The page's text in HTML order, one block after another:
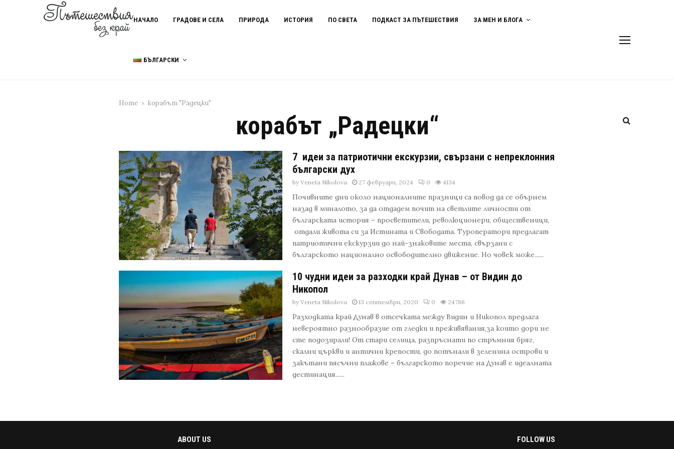
НАЧАЛО ГРАДОВЕ И СЕЛА ПРИРОДА ИСТОРИЯ ПО СВЕТА ПОДКАСТ ЗА ПЪТЕШЕСТВИЯ ЗА МЕН И БЛОГА
БЪЛГАРСКИ
Home корабът "Радецки"
корабът „Радецки“
7 идеи за патриотични екскурзии, свързани с непреклонния
български дух
byVeneta Nikolova 27 февруари, 2024 0 4134
Почивните дни около националните празници са повод да се обърнем
назад в миналото, за да отдадем почит на светлите личности от
българската история – просветители, революционери, общественици,
отдали живота си за Истината и Свободата. Туроператори предлагат
патриотични екскурзии до най-знаковите места, свързани с
българското национално освободително движение. Но човек може......
10 чудни идеи за разходки край Дунав – от Видин до
Никопол
byVeneta Nikolova 13 септември, 2020 0 24786
Разходката край Дунав в отсечката между Видин и Никопол предлага
невероятно разнообразие от гледки и преживявания,за които дори не
сте подозирали! От стари селища, разпръснати по стръмния бряг,
скални църкви и антични крепости, до потънали в зеленина острови и
закътани пясъчни плажове – българското поречие на Дунав е идеалната
дестинация......
ABOUT US FOLLOW US